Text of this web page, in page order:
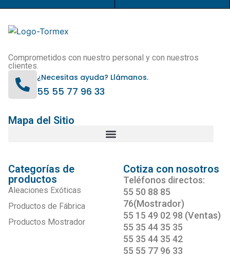
Comprometidos con nuestro personal y con nuestros
clientes.
¿Necesitas ayuda? Llámanos.
55 55 77 96 33
Mapa del Sitio
Categorías de
productos
Aleaciones Exóticas
Productos de Fábrica
Productos Mostrador
Cotiza con nosotros
Teléfonos directos:
55 50 88 85
76(Mostrador)
55 15 49 02 98 (Ventas)
55 35 44 35 35
55 35 44 35 42
55 55 77 96 33